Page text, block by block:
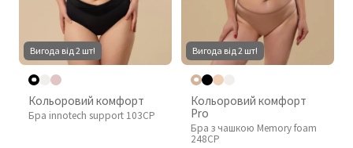
Вигода від 2 шт!
Кольоровий комфорт
Бра innotech support 103CP
Вигода від 2 шт!
Кольоровий комфорт
Pro
Бра з чашкою Memory foam
248CP